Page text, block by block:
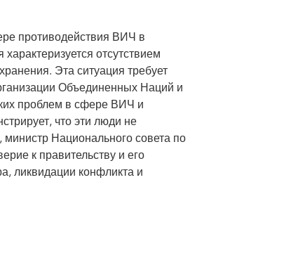
противодействия ВИЧ в
отсутствием
Эта ситуация требует
Объединенных Наций и
проблем в сфере ВИЧ и
что эти люди не
Национального совета по
к правительству и его
ликвидации конфликта и